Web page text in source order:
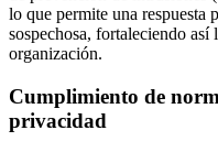
lo que permite una respuesta
sospechosa, fortaleciendo así
organización.
Cumplimiento de
privacidad